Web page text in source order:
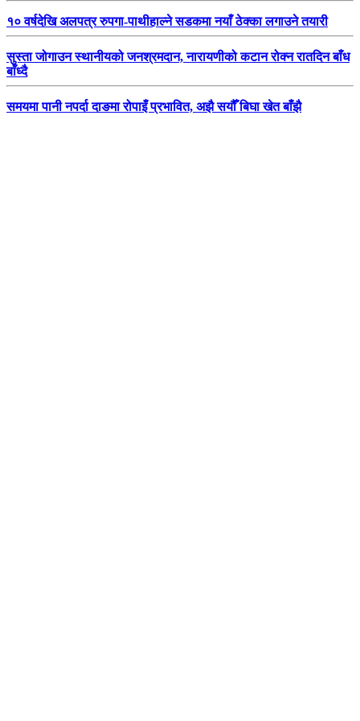
१० वर्षदेखि अलपत्र रुपगा-पाथीहाल्ने सडकमा नयाँ ठेक्का लगाउने तयारी
सुस्ता जोगाउन स्थानीयको जनश्रमदान, नारायणीको कटान रोक्न रातदिन बाँध
बाँध्दै
समयमा पानी नपर्दा दाङमा रोपाइँ प्रभावित, अझै सयौँ बिघा खेत बाँझै